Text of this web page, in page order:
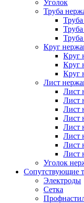
Уголок
Труба
Круг
Круг
Круг
Круг
Лист
Лист
Лист
Лист
Лист
Лист
Лист
Лист
Лист
Уголок
Cопутствующие
Электроды
Сетка